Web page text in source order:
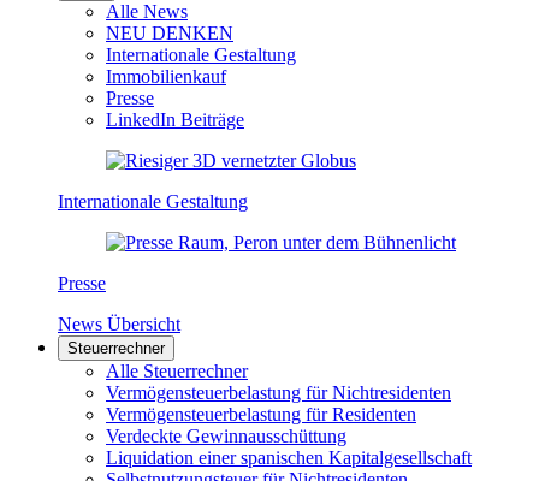
Alle News
NEU DENKEN
Internationale Gestaltung
Immobilienkauf
Presse
LinkedIn Beiträge
Internationale Gestaltung
Presse
News Übersicht
Steuerrechner
Alle Steuerrechner
Vermögensteuerbelastung für Nichtresidenten
Vermögensteuerbelastung für Residenten
Verdeckte Gewinnausschüttung
Liquidation einer spanischen Kapitalgesellschaft